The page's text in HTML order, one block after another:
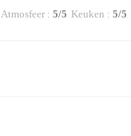
Atmosfeer : 5/5 Keuken : 5/5